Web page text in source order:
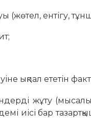
ентігу,
ықпал ететін
жұту
иісі бар